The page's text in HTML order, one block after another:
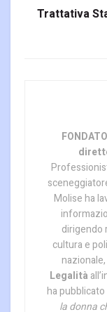
Trattativa
Molise ha
dirigendo
cultura e
Legalità
ha pubblicato
la donna